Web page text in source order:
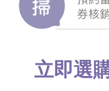
立即選